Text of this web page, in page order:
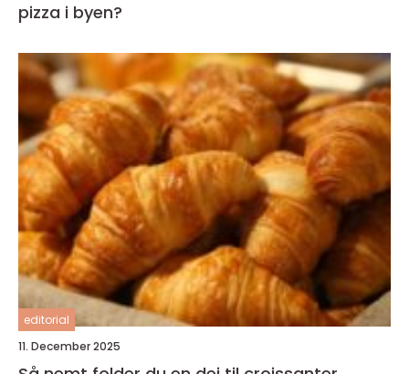
pizza i byen?
editorial
11. December 2025